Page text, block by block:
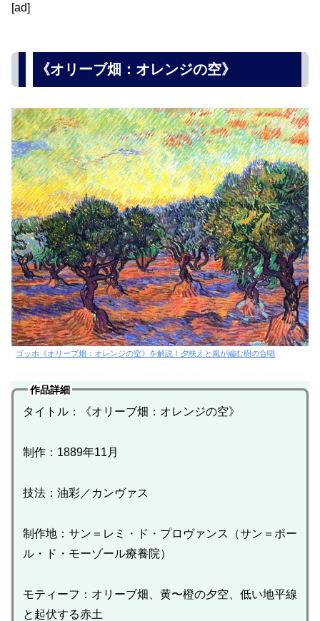
[ad]
《オリーブ畑：オレンジの空》
ゴッホ《オリーブ畑：オレンジの空》を解説！夕映えと風が編む樹の合唱
作品詳細
タイトル：《オリーブ畑：オレンジの空》
制作：1889年11月
技法：油彩／カンヴァス
制作地：サン＝レミ・ド・プロヴァンス（サン＝ポー
ル・ド・モーゾール療養院）
モティーフ：オリーブ畑、黄〜橙の夕空、低い地平線
と起伏する赤土